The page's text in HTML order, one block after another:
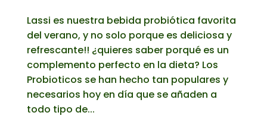
Lassi es nuestra bebida probiótica favorita
del verano, y no solo porque es deliciosa y
refrescante!! ¿quieres saber porqué es un
complemento perfecto en la dieta? Los
Probioticos se han hecho tan populares y
necesarios hoy en día que se añaden a
todo tipo de...